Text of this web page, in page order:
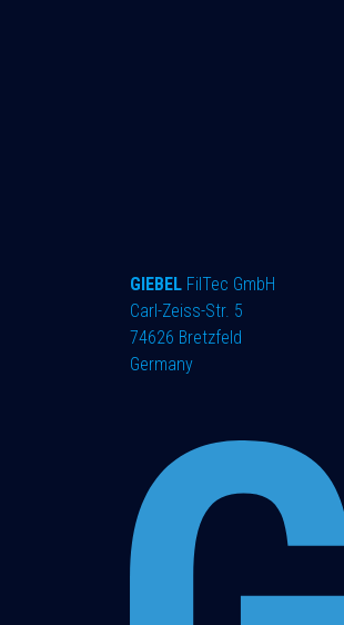
GIEBEL FilTec GmbH
Carl-Zeiss-Str. 5
74626 Bretzfeld
Germany